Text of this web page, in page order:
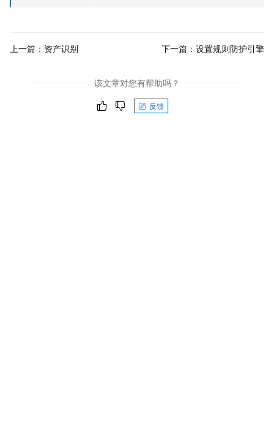
上一篇： 资产识别 下一篇： 设置规则防护引擎
该文章对您有帮助吗？
反馈